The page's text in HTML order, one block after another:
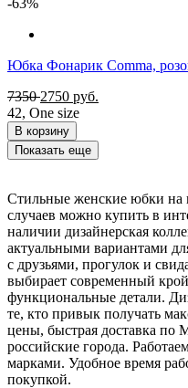
Юбка Фонарик Comma,
7350 2750 руб.
42, One size
В корзину
Показать еще
Стильные женские юбки
случаев можно купить в
наличии дизайнерская
актуальными вариантами
с друзьями, прогулок и
выбирает современный
функциональные детали.
те, кто привык получать
цены, быстрая доставка по
российские города.
марками. Удобное время
покупкой.